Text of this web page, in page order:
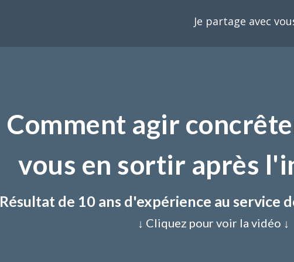
Je partage avec
Comment agir
vous en sortir après
Résultat de 10 ans d'expérience au service
↓ Cliquez pour voir la vidéo ↓